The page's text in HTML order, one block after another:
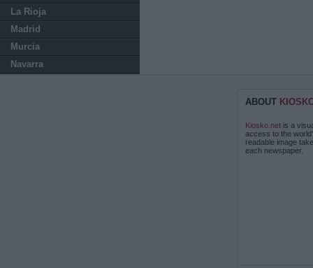
La Rioja
Madrid
Murcia
Navarra
ABOUT
Kiosko.net is a
access to the
readable image
each newspaper.